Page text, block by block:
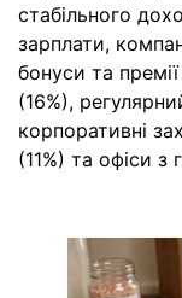
стабільного
зарплати,
бонуси та
(16%),
корпоративні
(11%) та офіси з